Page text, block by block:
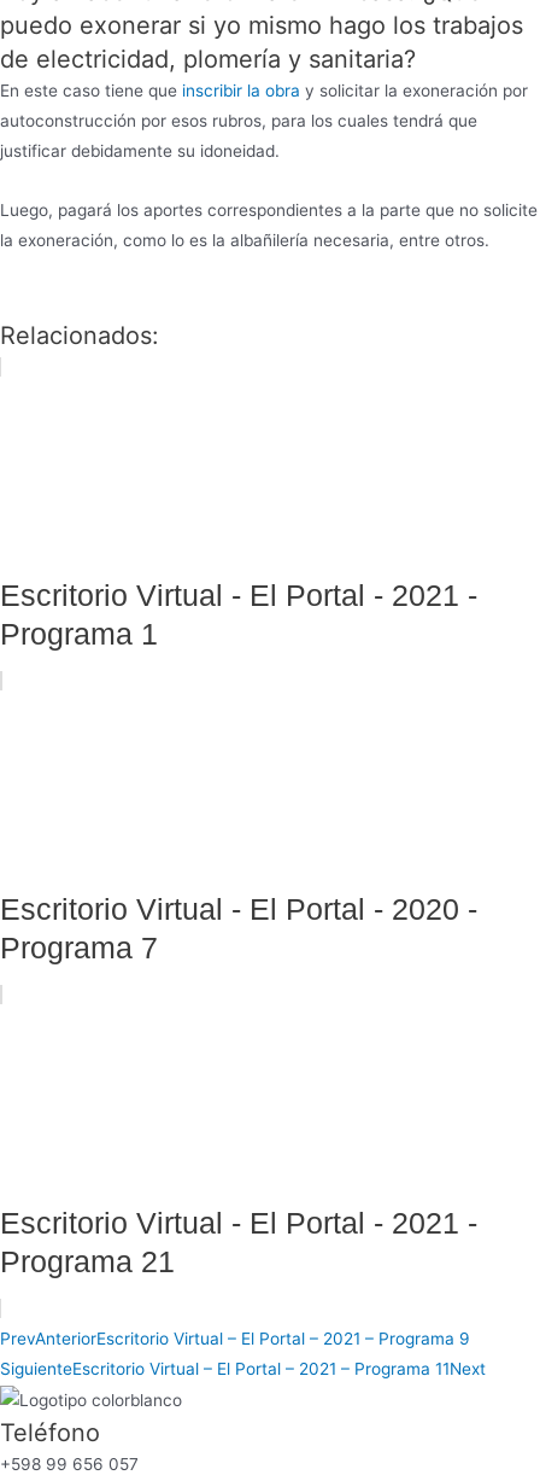
puedo exonerar si yo mismo hago los trabajos
de electricidad, plomería y sanitaria?
En este caso tiene que inscribir la obra y solicitar la exoneración por
autoconstrucción por esos rubros, para los cuales tendrá que
justificar debidamente su idoneidad.
Luego, pagará los aportes correspondientes a la parte que no solicite
la exoneración, como lo es la albañilería necesaria, entre otros.
Relacionados:
Escritorio Virtual - El Portal - 2021 -
Programa 1
Escritorio Virtual - El Portal - 2020 -
Programa 7
Escritorio Virtual - El Portal - 2021 -
Programa 21
PrevAnteriorEscritorio Virtual – El Portal – 2021 – Programa 9
SiguienteEscritorio Virtual – El Portal – 2021 – Programa 11Next
Teléfono
+598 99 656 057